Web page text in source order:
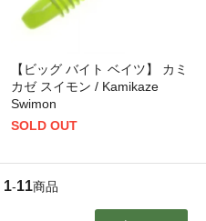
【ビッグ バイト ベイツ】 カミ
カゼ スイモン / Kamikaze
Swimon
SOLD OUT
1-11商品